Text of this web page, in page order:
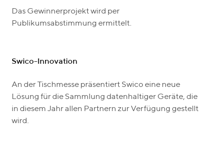
Das Gewinnerprojekt wird per
Publikumsabstimmung ermittelt.
Swico-Innovation
An der Tischmesse präsentiert Swico eine neue
Lösung für die Sammlung datenhaltiger Geräte, die
in diesem Jahr allen Partnern zur Verfügung gestellt
wird.